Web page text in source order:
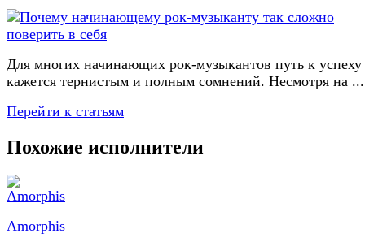
Для многих начинающих рок-музыкантов путь к успеху
кажется тернистым и полным сомнений. Несмотря на ...
Перейти к статьям
Похожие исполнители
Amorphis